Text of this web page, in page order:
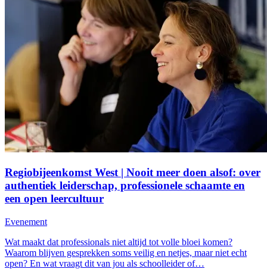
Regiobijeenkomst West | Nooit meer doen alsof: over
authentiek leiderschap, professionele schaamte en
een open leercultuur
Evenement
Wat maakt dat professionals niet altijd tot volle bloei komen?
Waarom blijven gesprekken soms veilig en netjes, maar niet echt
open? En wat vraagt dit van jou als schoolleider of…